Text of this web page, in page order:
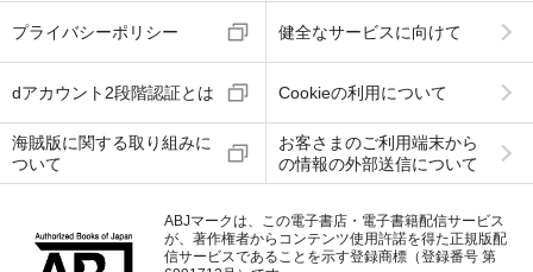
プライバシーポリシー 健全なサービスに向けて
dアカウント2段階認証とは Cookieの利用について
海賊版に関する取り組みに
ついて
お客さまのご利用端末から
の情報の外部送信について
ABJマークは、この電子書店・電子書籍配信サービス
が、著作権者からコンテンツ使用許諾を得た正規版配
信サービスであることを示す登録商標（登録番号 第